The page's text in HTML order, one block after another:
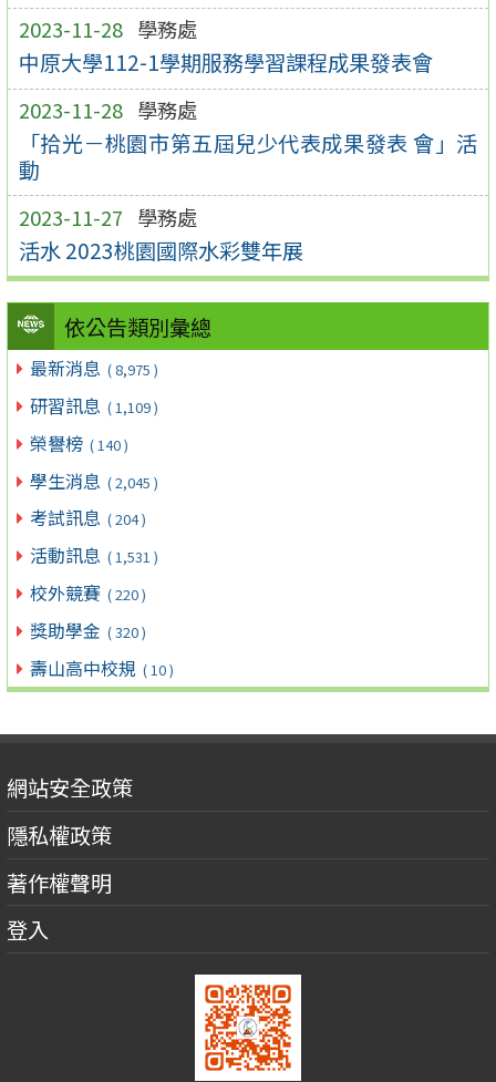
2023-11-28 學務處
中原大學112-1學期服務學習課程成果發表會
2023-11-28 學務處
「拾光－桃園市第五屆兒少代表成果發表 會」活
動
2023-11-27 學務處
活水 2023桃園國際水彩雙年展
依公告類別彙總
最新消息 ( 8,975 )
研習訊息 ( 1,109 )
榮譽榜 ( 140 )
學生消息 ( 2,045 )
考試訊息 ( 204 )
活動訊息 ( 1,531 )
校外競賽 ( 220 )
獎助學金 ( 320 )
壽山高中校規 ( 10 )
網站安全政策
隱私權政策
著作權聲明
登入